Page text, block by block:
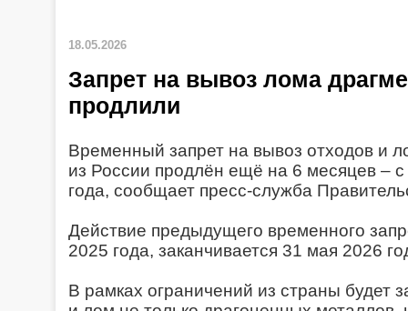
18.05.2026
Запрет на вывоз лома
продлили
Временный запрет на вывоз отходов и
из России продлён ещё на 6 месяцев –
года, сообщает пресс-служба
Действие предыдущего временного
2025 года, заканчивается 31 мая 2026
В рамках ограничений из страны будет